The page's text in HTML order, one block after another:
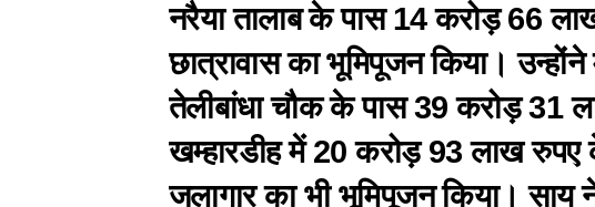
नरैया तालाब के पास 14 करोड़ 66
छात्रावास का भूमिपूजन किया।
तेलीबांधा चौक के पास 39 करोड़ 31
खम्हारडीह में 20 करोड़ 93 लाख रुपए
जलागार का भी भूमिपूजन किया।